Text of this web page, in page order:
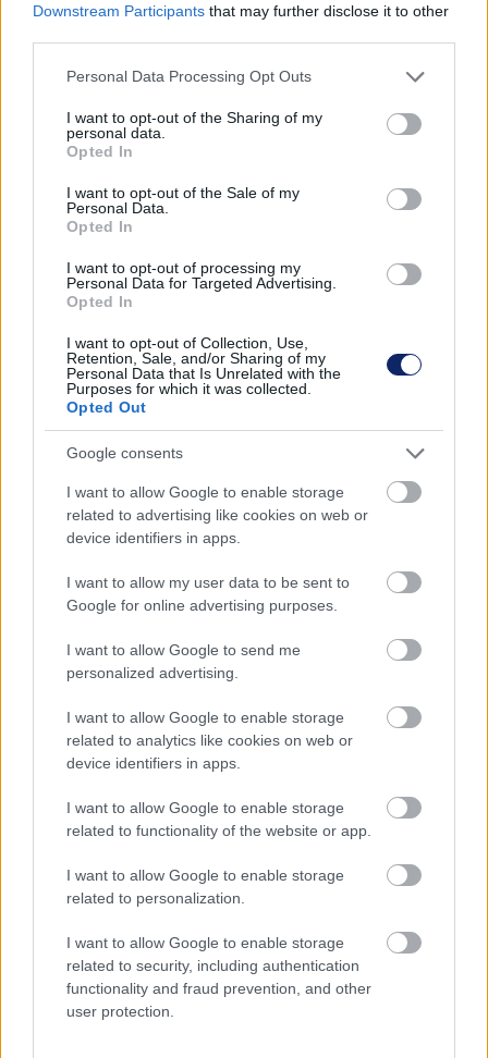
Downstream Participants that may further disclose it to other
Please note that this website/app uses one or more Google
not limited to your visit or usage behaviour. You may click to
grant or deny consent to Google and its third-party tags to
use your data for below specified purposes in below Google
consent section.
Personal Data Processing Opt Outs
I want to opt-out of the Sharing of my
personal data.
Opted In
I want to opt-out of the Sale of my
Personal Data.
Opted In
I want to opt-out of processing my
Personal Data for Targeted Advertising.
Opted In
I want to opt-out of Collection, Use,
Retention, Sale, and/or Sharing of my
Personal Data that Is Unrelated with the
Purposes for which it was collected.
Opted Out
Google consents
I want to allow Google to enable storage
related to advertising like cookies on web or
device identifiers in apps.
I want to allow my user data to be sent to
Google for online advertising purposes.
I want to allow Google to send me
personalized advertising.
I want to allow Google to enable storage
related to analytics like cookies on web or
device identifiers in apps.
I want to allow Google to enable storage
related to functionality of the website or app.
I want to allow Google to enable storage
related to personalization.
I want to allow Google to enable storage
related to security, including authentication
functionality and fraud prevention, and other
user protection.
Mit tudnak az igazán modern sütők?
Aki szeret a konyhában tenni-venni, az bizonyára egyetért
legfontosabbak egy finom étek elkészítésekor. Ám ugyanilyen
lényeges az is, milyen eszközökkel dolgozunk.
Megéri csúszásgátlós zoknit viselni sportolás közben?
Aki sportolni szeretne, célszerű ügyelnie arra, hogy milyen
felszerelésekben teszi ezt - erről a szakmai hírekben is sokat
olvashatunk.